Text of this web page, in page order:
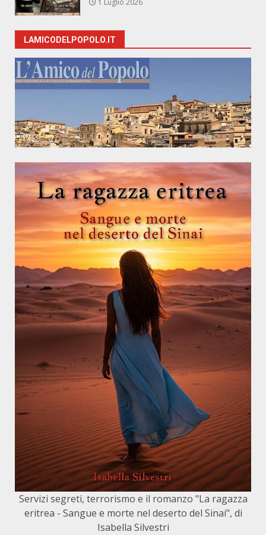
1 Luglio 2026
LAMICODELPOPOLO.IT
Servizi segreti, terrorismo e il romanzo "La ragazza
eritrea - Sangue e morte nel deserto del Sinai", di
Isabella Silvestri